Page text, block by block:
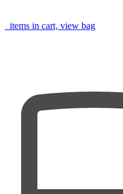
items in cart, view bag